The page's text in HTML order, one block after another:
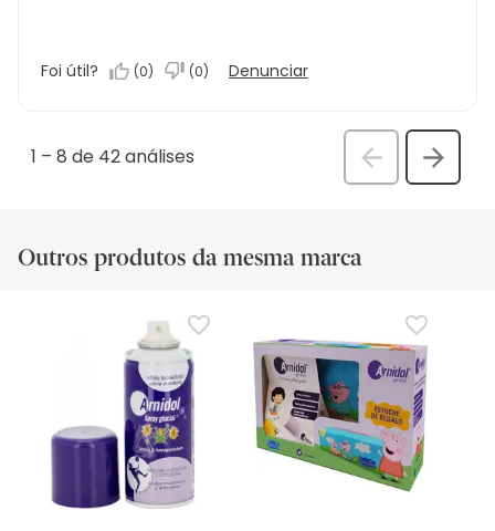
Foi útil? (0) (0) Denunciar
1 – 8 de 42análises
Anterior
Outros produtos da mesma marca